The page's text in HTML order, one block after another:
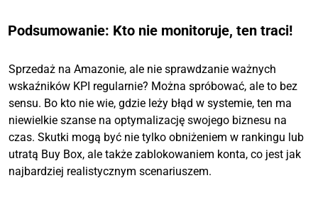
Podsumowanie: Kto nie monitoruje, ten traci!
Sprzedaż na Amazonie, ale nie sprawdzanie ważnych
wskaźników KPI regularnie? Można spróbować, ale to bez
sensu. Bo kto nie wie, gdzie leży błąd w systemie, ten ma
niewielkie szanse na optymalizację swojego biznesu na
czas. Skutki mogą być nie tylko obniżeniem w rankingu lub
utratą Buy Box, ale także zablokowaniem konta, co jest jak
najbardziej realistycznym scenariuszem.